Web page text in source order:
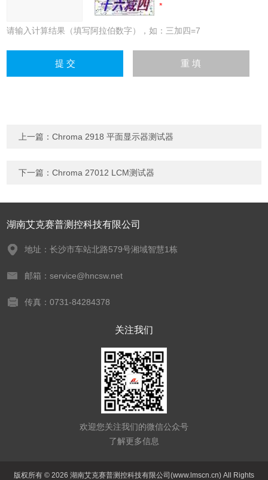
请输入计算结果（填写阿拉伯数字），如：三加四=7
上一篇：Chroma 2918 平面显示器测试器
下一篇：Chroma 27012 LCM测试器
湖南艾克赛普测控科技有限公司
地址：长沙市车站北路579号湘域智慧1栋
邮箱：service@hncsw.net
传真：0731-84284378
关注我们
欢迎您关注我们的微信公众号
了解更多信息
版权所有 © 2026 湖南艾克赛普测控科技有限公司(www.lmscn.cn) All Rights